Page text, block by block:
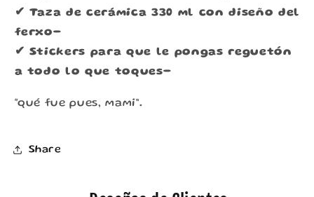
✔ Taza de cerámica 330 ml con diseño del
ferxo-
✔ Stickers para que le pongas reguetón
a todo lo que toques-
“qué fue pues, mami”.
Share